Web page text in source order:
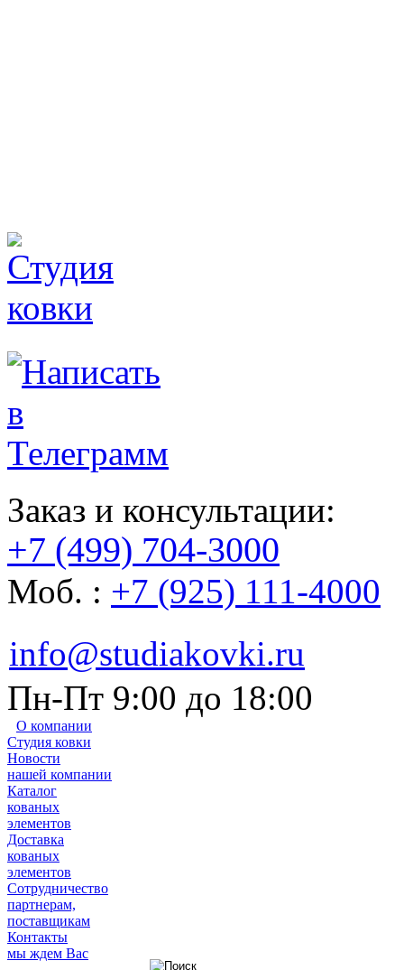
Заказ и консультации:
+7 (499) 704-3000
Моб. : +7 (925) 111-4000
info@studiakovki.ru
Пн-Пт 9:00 до 18:00
О компании
Студия ковки
Новости
нашей компании
Каталог
кованых
элементов
Доставка
кованых
элементов
Сотрудничество
партнерам,
поставщикам
Контакты
мы ждем Вас